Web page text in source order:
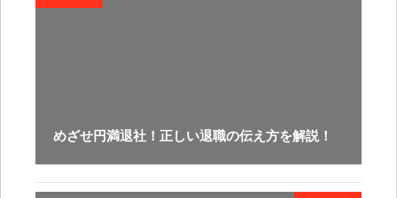
めざせ円満退社！正しい退職の伝え方を解説！